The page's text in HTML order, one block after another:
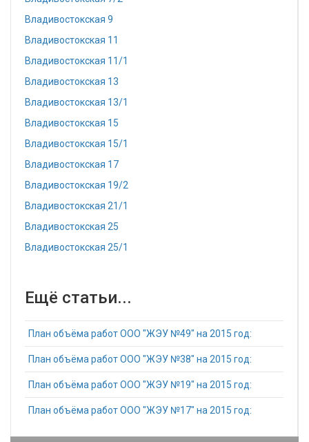
Владивостокская 9
Владивостокская 11
Владивостокская 11/1
Владивостокская 13
Владивостокская 13/1
Владивостокская 15
Владивостокская 15/1
Владивостокская 17
Владивостокская 19/2
Владивостокская 21/1
Владивостокская 25
Владивостокская 25/1
Ещё статьи...
План объёма работ ООО "ЖЭУ №49" на 2015 год:
План объёма работ ООО "ЖЭУ №38" на 2015 год:
План объёма работ ООО "ЖЭУ №19" на 2015 год:
План объёма работ ООО "ЖЭУ №17" на 2015 год: